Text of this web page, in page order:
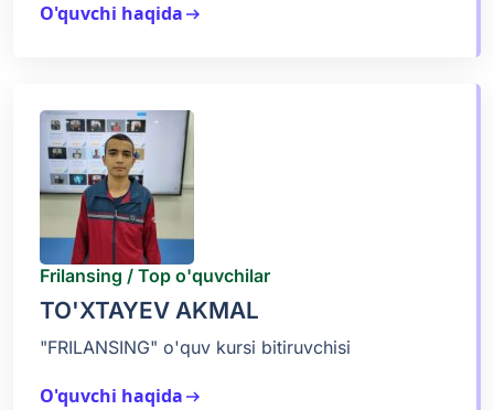
O'quvchi haqidaarrow_right_alt
Frilansing / Top o'quvchilar
TO'XTAYEV AKMAL
"FRILANSING" o'quv kursi bitiruvchisi
O'quvchi haqidaarrow_right_alt